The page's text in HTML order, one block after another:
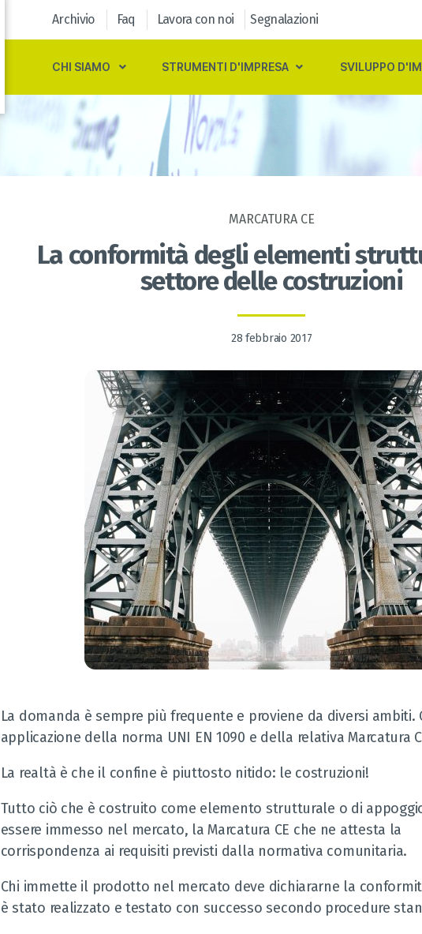
Archivio Faq Lavora con noi Segnalazioni
CHI SIAMO STRUMENTI D'IMPRESA SVILUPPO
MARCATURA CE
La conformità degli elementi
settore delle costruzioni
28 febbraio 2017
La domanda è sempre più frequente e proviene da diversi ambiti.
applicazione della norma UNI EN 1090 e della relativa Marcatura
La realtà è che il confine è piuttosto nitido: le costruzioni!
Tutto ciò che è costruito come elemento strutturale o di
essere immesso nel mercato, la Marcatura CE che ne attesta la
corrispondenza ai requisiti previsti dalla normativa comunitaria.
Chi immette il prodotto nel mercato deve dichiararne la
è stato realizzato e testato con successo secondo procedure